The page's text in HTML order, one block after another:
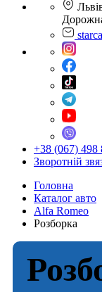
+38 (067) 498
Зворотній
Головна
Каталог авто
Alfa Romeo
Розборка